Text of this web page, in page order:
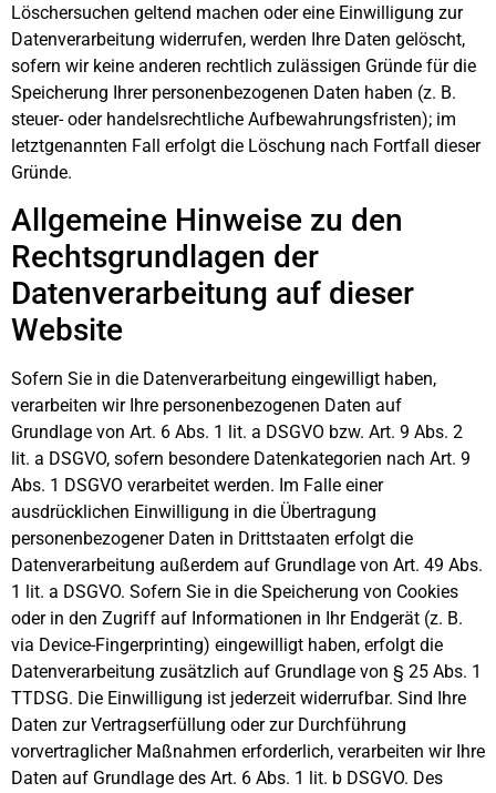
Löschersuchen geltend machen oder eine Einwilligung zur
Datenverarbeitung widerrufen, werden Ihre Daten gelöscht,
sofern wir keine anderen rechtlich zulässigen Gründe für die
Speicherung Ihrer personenbezogenen Daten haben (z. B.
steuer- oder handelsrechtliche Aufbewahrungsfristen); im
letztgenannten Fall erfolgt die Löschung nach Fortfall dieser
Gründe.
Allgemeine Hinweise zu den
Rechtsgrundlagen der
Datenverarbeitung auf dieser
Website
Sofern Sie in die Datenverarbeitung eingewilligt haben,
verarbeiten wir Ihre personenbezogenen Daten auf
Grundlage von Art. 6 Abs. 1 lit. a DSGVO bzw. Art. 9 Abs. 2
lit. a DSGVO, sofern besondere Datenkategorien nach Art. 9
Abs. 1 DSGVO verarbeitet werden. Im Falle einer
ausdrücklichen Einwilligung in die Übertragung
personenbezogener Daten in Drittstaaten erfolgt die
Datenverarbeitung außerdem auf Grundlage von Art. 49 Abs.
1 lit. a DSGVO. Sofern Sie in die Speicherung von Cookies
oder in den Zugriff auf Informationen in Ihr Endgerät (z. B.
via Device-Fingerprinting) eingewilligt haben, erfolgt die
Datenverarbeitung zusätzlich auf Grundlage von § 25 Abs. 1
TTDSG. Die Einwilligung ist jederzeit widerrufbar. Sind Ihre
Daten zur Vertragserfüllung oder zur Durchführung
vorvertraglicher Maßnahmen erforderlich, verarbeiten wir Ihre
Daten auf Grundlage des Art. 6 Abs. 1 lit. b DSGVO. Des